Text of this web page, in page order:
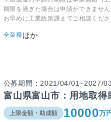
期限を過ぎた場合は申請ができません
お早めに工業政策課までご相談くださ
全業種ほか
公募期間：2021/04/01~2027/
富山県富山市：用地取得
上限金額・助成額 10000万